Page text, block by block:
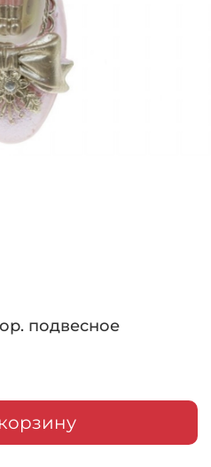
подвесное